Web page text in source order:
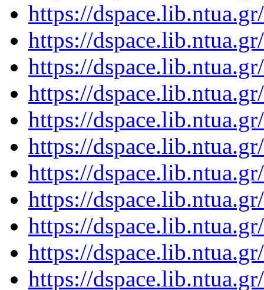
https://
https://
https://
https://
https://
https://
https://
https://
https://
https://
https://